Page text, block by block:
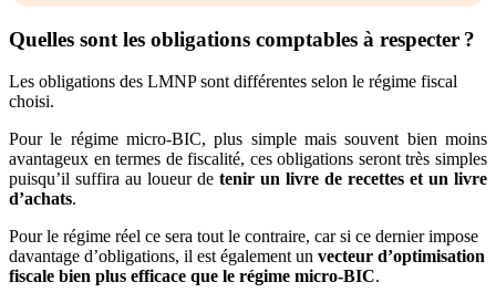
Quelles sont les obligations comptables à respecter ?
Les obligations des LMNP sont différentes selon le régime fiscal
choisi.
Pour le régime micro-BIC, plus simple mais souvent bien moins
avantageux en termes de fiscalité, ces obligations seront très simples
puisqu’il suffira au loueur de tenir un livre de recettes et un livre
d’achats.
Pour le régime réel ce sera tout le contraire, car si ce dernier impose
davantage d’obligations, il est également un vecteur d’optimisation
fiscale bien plus efficace que le régime micro-BIC.